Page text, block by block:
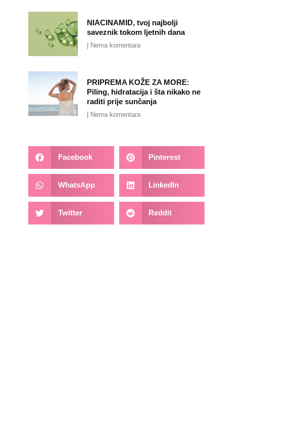
NIACINAMID, tvoj najbolji
saveznik tokom ljetnih dana
Nema komentara
PRIPREMA KOŽE ZA MORE:
Piling, hidratacija i šta nikako ne
raditi prije sunčanja
Nema komentara
Facebook Pinterest
WhatsApp LinkedIn
Twitter Reddit